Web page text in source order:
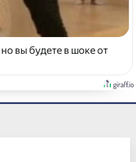
вы будете в шоке от